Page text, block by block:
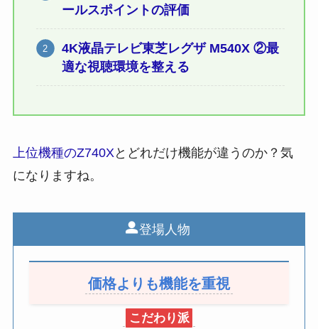
ールスポイントの評価
4K液晶テレビ東芝レグザ M540X ②最
適な視聴環境を整える
上位機種のZ740Xとどれだけ機能が違うのか？気
になりますね。
登場人物
価格よりも機能を重視
こだわり派